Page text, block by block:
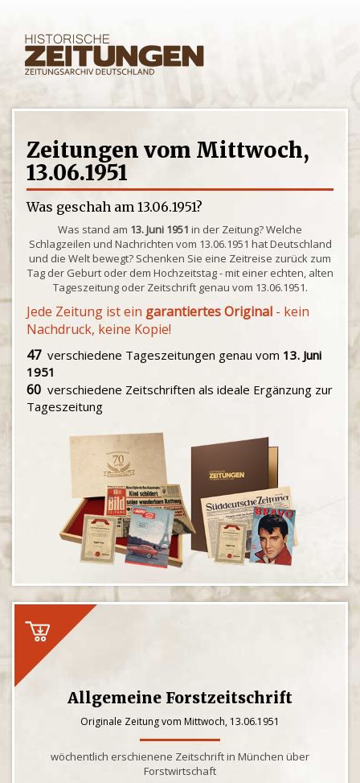
Zeitungen vom Mittwoch,
13.06.1951
Was geschah am 13.06.1951?
Was stand am 13. Juni 1951 in der Zeitung? Welche
Schlagzeilen und Nachrichten vom 13.06.1951 hat Deutschland
und die Welt bewegt? Schenken Sie eine Zeitreise zurück zum
Tag der Geburt oder dem Hochzeitstag - mit einer echten, alten
Tageszeitung oder Zeitschrift genau vom 13.06.1951.
Jede Zeitung ist ein garantiertes Original - kein
Nachdruck, keine Kopie!
47verschiedene Tageszeitungen genau vom 13. Juni
1951
60 verschiedene Zeitschriften als ideale Ergänzung zur
Tageszeitung
Allgemeine Forstzeitschrift
Originale Zeitung vom Mittwoch, 13.06.1951
wöchentlich erschienene Zeitschrift in München über
Forstwirtschaft